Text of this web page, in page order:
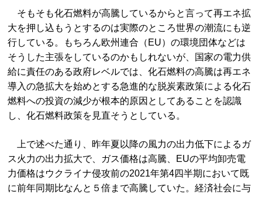
そもそも化石燃料が高騰しているからと言って再エネ拡
大を押し込もうとするのは実際のところ世界の潮流にも逆
行している。もちろん欧州連合（EU）の環境団体などは
そうした主張をしているのかもしれないが、国家の電力供
給に責任のある政府レベルでは、化石燃料の高騰は再エネ
導入の急拡大を始めとする急進的な脱炭素政策による化石
燃料への投資の減少が根本的原因としてあることを認識
し、化石燃料政策を見直そうとしている。
上で述べた通り、昨年夏以降の風力の出力低下によるガ
ス火力の出力拡大で、ガス価格は高騰、EUの平均卸売電
力価格はウクライナ侵攻前の2021年第4四半期において既
に前年同期比なんと５倍まで高騰していた。経済社会に与